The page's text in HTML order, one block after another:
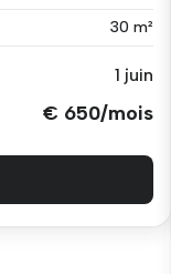
30 m²
1 juin
€ 650/mois